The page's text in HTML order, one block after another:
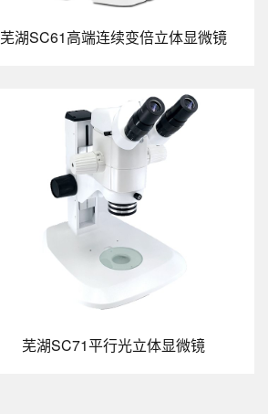
芜湖SC61高端连续变倍立体显微镜
芜湖SC71平行光立体显微镜